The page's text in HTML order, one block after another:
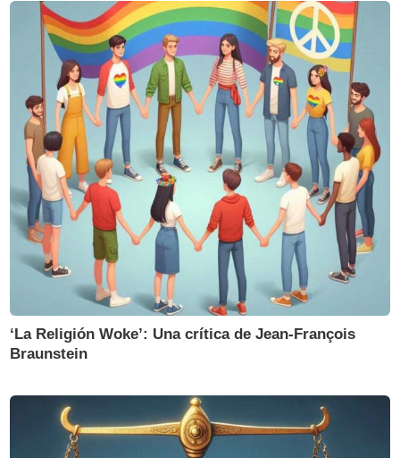
‘La Religión Woke’: Una crítica de Jean-François
Braunstein